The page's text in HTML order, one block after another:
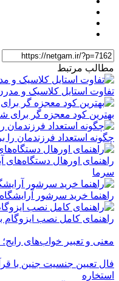
مطالب مرتبط
تفاوت استایل کلاسیک و
بهترین کود معجزه گر برای
چگونه استعداد فرزندمان را
راهنمای اورهال
سرما
راهنما خرید سرشور
راهنمای کامل نصب
معنی و تعبیر خواب‌های رایج؛
فال تعیین جنسیت جنین با
استخاره